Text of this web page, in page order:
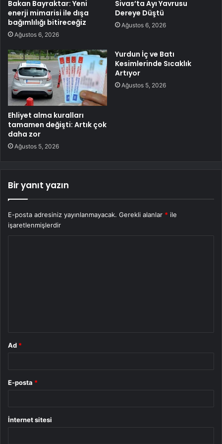
Bakan Bayraktar: Yeni
enerji mimarisi ile dışa
bağımlılığı bitireceğiz
Ağustos 6, 2026
Sivas’ta Ayı Yavrusu
Dereye Düştü
Ağustos 6, 2026
Ehliyet alma kuralları
tamamen değişti: Artık çok
daha zor
Ağustos 5, 2026
Yurdun İç ve Batı
Kesimlerinde Sıcaklık
Artıyor
Ağustos 5, 2026
Bir yanıt yazın
E-posta adresiniz yayınlanmayacak. Gerekli alanlar * ile
işaretlenmişlerdir
Ad *
E-posta *
İnternet sitesi